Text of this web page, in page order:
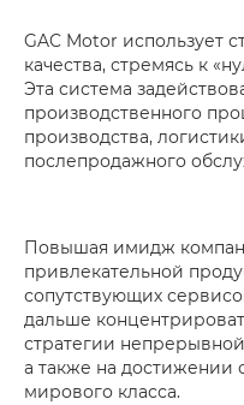
GAC Motor использует
качества, стремясь к
Эта система
производственного
производства,
послепродажного
Повышая имидж
привлекательной
сопутствующих
дальше
стратегии
а также на достижении
мирового класса.